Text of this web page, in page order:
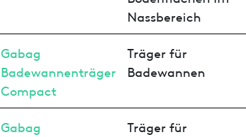
Nassbereich
Gabag
Badewannenträger
Compact
Träger für
Badewannen
Gabag
Träger für